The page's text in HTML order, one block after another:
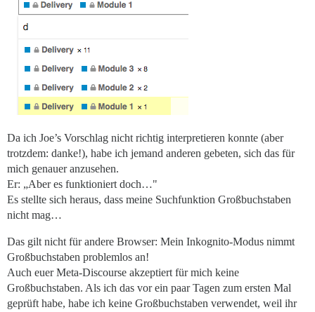
Da ich Joe’s Vorschlag nicht richtig interpretieren konnte (aber
trotzdem: danke!), habe ich jemand anderen gebeten, sich das für
mich genauer anzusehen.
Er: „Aber es funktioniert doch…"
Es stellte sich heraus, dass meine Suchfunktion Großbuchstaben
nicht mag…
Das gilt nicht für andere Browser: Mein Inkognito-Modus nimmt
Großbuchstaben problemlos an!
Auch euer Meta-Discourse akzeptiert für mich keine
Großbuchstaben. Als ich das vor ein paar Tagen zum ersten Mal
geprüft habe, habe ich keine Großbuchstaben verwendet, weil ihr